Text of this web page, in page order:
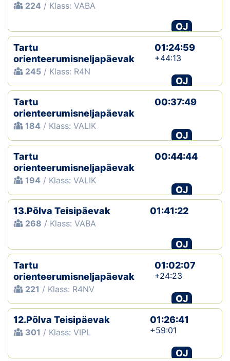
224 / Klass: VABA
OJ
Tartu
orienteerumisneljapäevak
245 / Klass: R4N
01:24:59
+44:13
OJ
Tartu
orienteerumisneljapäevak
184 / Klass: VALIK
00:37:49
OJ
Tartu
orienteerumisneljapäevak
194 / Klass: VALIK
00:44:44
OJ
13.Põlva Teisipäevak
268 / Klass: VABA
01:41:22
OJ
Tartu
orienteerumisneljapäevak
221 / Klass: R4NV
01:02:07
+24:23
OJ
12.Põlva Teisipäevak
301 / Klass: VIPL
01:26:41
+59:01
OJ